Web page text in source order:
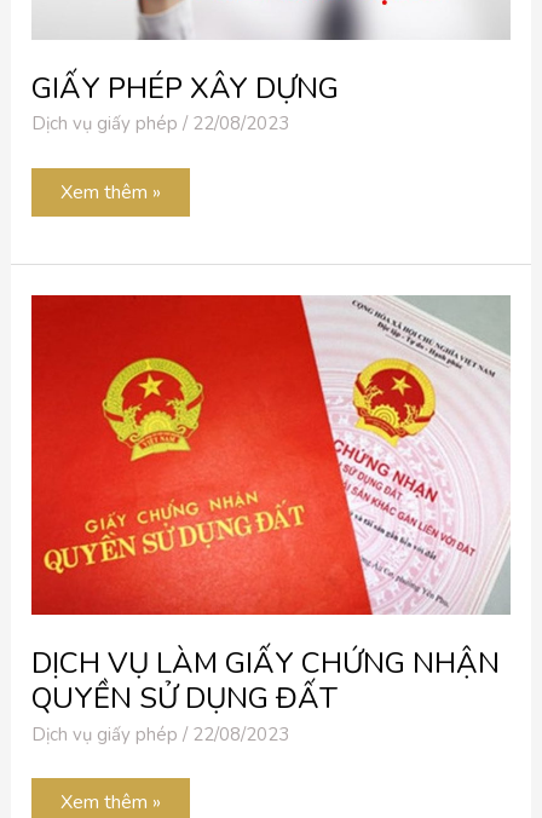
GIẤY PHÉP XÂY DỰNG
Dịch vụ giấy phép / 22/08/2023
Xem thêm »
DỊCH VỤ LÀM GIẤY CHỨNG NHẬN
QUYỀN SỬ DỤNG ĐẤT
Dịch vụ giấy phép / 22/08/2023
DỊCH
CHỨNG
NHẬN
QUYỀN
Xem thêm »